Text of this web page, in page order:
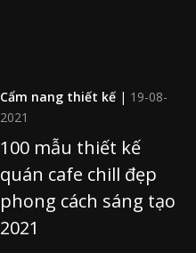
Cẩm nang thiết kế | 19-08-
2021
100 mẫu thiết kế
quán cafe chill đẹp
phong cách sáng tạo
2021